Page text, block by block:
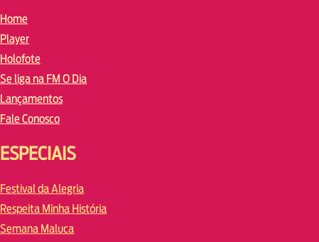
Home
Player
Holofote
Se liga na FM O Dia
Lançamentos
Fale Conosco
ESPECIAIS
Festival da Alegria
Respeita Minha História
Semana Maluca